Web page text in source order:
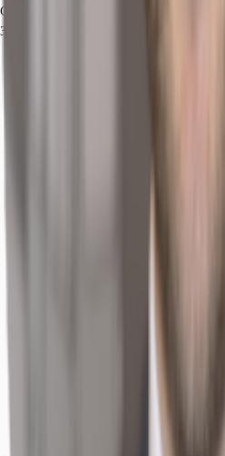
Gew. Ø-Miete
31,80 € / m²